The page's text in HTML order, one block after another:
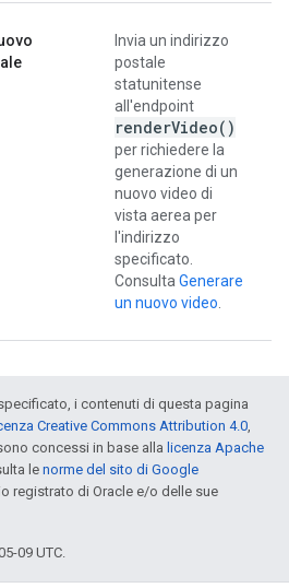
Invia un indirizzo
postale
statunitense
all'endpoint
renderVideo( )
per richiedere la
generazione di un
nuovo video di
vista aerea per
l'indirizzo
specificato.
Consulta Generare
un nuovo video
i contenuti di questa pagina
Creative Commons Attribution 4.0
concessi in base alla licenza Apache
le norme del sito di Google
registrato di Oracle e/o delle sue
09 UTC.